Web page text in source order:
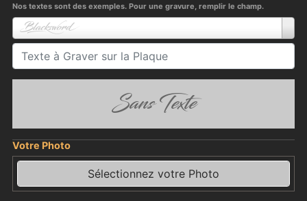
Nos textes sont des exemples. Pour une gravure, remplir le champ.
Blacksword
Sans Texte
Votre Photo
Sélectionnez votre Photo